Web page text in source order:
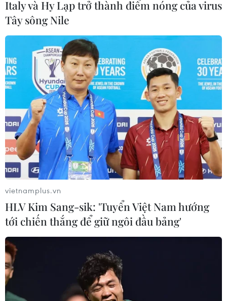
Italy và Hy Lạp trở thành điểm nóng của virus
Tây sông Nile
vietnamplus.vn
HLV Kim Sang-sik: 'Tuyển Việt Nam hướng
tới chiến thắng để giữ ngôi đầu bảng'